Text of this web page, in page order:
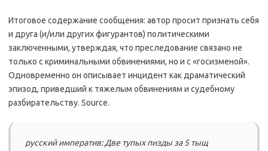
Итоговое содержание сообщения: автор просит признать себя
и друга (и/или других фигурантов) политическими
заключенными, утверждая, что преследование связано не
только с криминальными обвинениями, но и с «госизменой».
Одновременно он описывает инцидент как драматический
эпизод, приведший к тяжелым обвинениям и судебному
разбирательству. Source.
русский императив: Две тупых пизды за 5 тыщ